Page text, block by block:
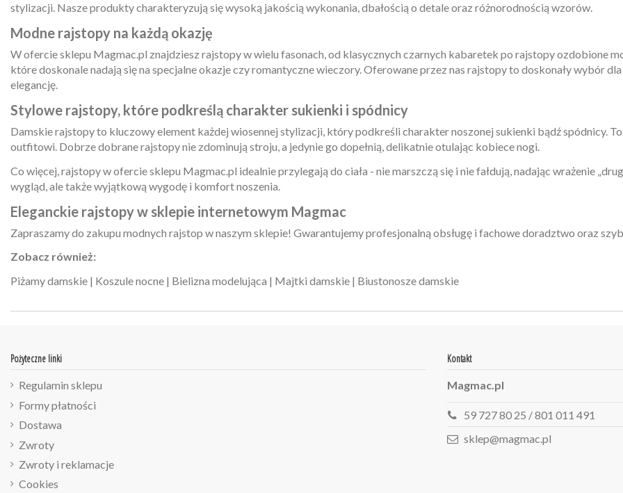
stylizacji. Nasze produkty charakteryzują się wysoką jakością wykonania, dbałością o detale oraz różnorodnością wzorów.
Modne rajstopy na każdą okazję
W ofercie sklepu Magmac.pl znajdziesz rajstopy w wielu fasonach, od klasycznych czarnych kabaretek po rajstopy ozdobione
które doskonale nadają się na specjalne okazje czy romantyczne wieczory. Oferowane przez nas rajstopy to doskonały wybór
elegancję.
Stylowe rajstopy, które podkreślą charakter sukienki i spódnicy
Damskie rajstopy to kluczowy element każdej wiosennej stylizacji, który podkreśli charakter noszonej sukienki bądź spódnicy. To
outfitowi. Dobrze dobrane rajstopy nie zdominują stroju, a jedynie go dopełnią, delikatnie otulając kobiece nogi.
Co więcej, rajstopy w ofercie sklepu Magmac.pl idealnie przylegają do ciała - nie marszczą się i nie fałdują, nadając wrażenie
wygląd, ale także wyjątkową wygodę i komfort noszenia.
Eleganckie rajstopy w sklepie internetowym Magmac
Zapraszamy do zakupu modnych rajstop w naszym sklepie! Gwarantujemy profesjonalną obsługę i fachowe doradztwo oraz
Zobacz również:
Piżamy damskie | Koszule nocne | Bielizna modelująca | Majtki damskie | Biustonosze damskie
Pożyteczne linki
Regulamin sklepu
Formy płatności
Dostawa
Zwroty
Zwroty i reklamacje
Cookies
Kontakt
Magmac.pl
59 727 80 25 / 801 011 491
sklep@magmac.pl